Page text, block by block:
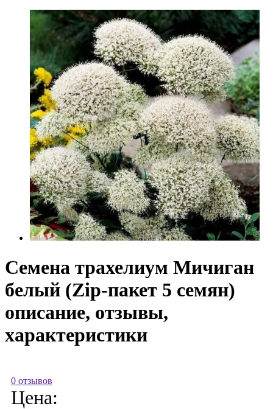
Семена трахелиум Мичиган
белый (Zip-пакет 5 семян)
описание, отзывы,
характеристики
0 отзывов
Цена: